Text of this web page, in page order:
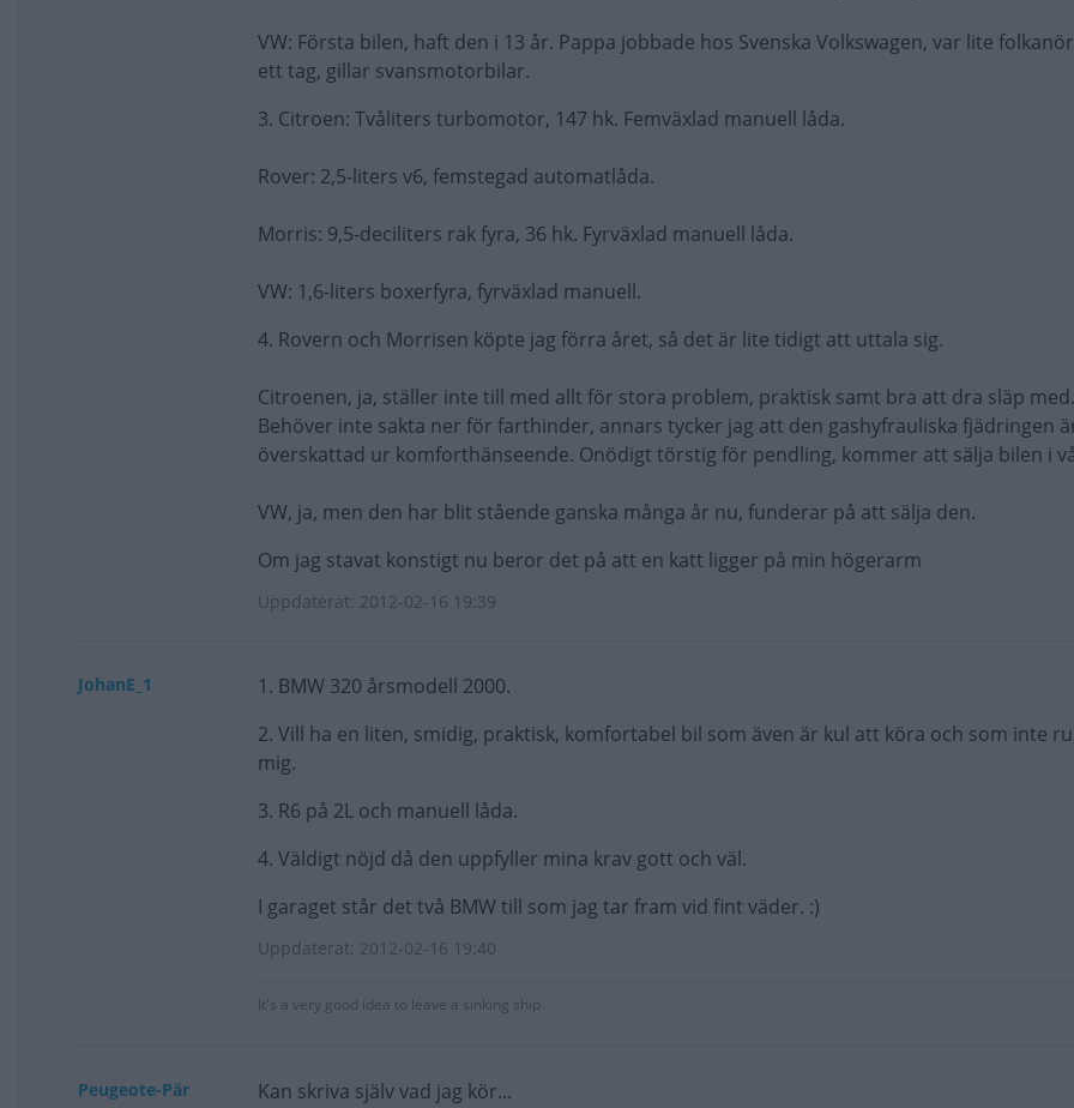
VW: Första bilen, haft den i 13 år. Pappa jobbade hos Svenska Volkswagen, var lite
ett tag, gillar svansmotorbilar.
3. Citroen: Tvåliters turbomotor, 147 hk. Femväxlad manuell låda.
Rover: 2,5-liters v6, femstegad automatlåda.
Morris: 9,5-deciliters rak fyra, 36 hk. Fyrväxlad manuell låda.
VW: 1,6-liters boxerfyra, fyrväxlad manuell.
4. Rovern och Morrisen köpte jag förra året, så det är lite tidigt att uttala sig.
Citroenen, ja, ställer inte till med allt för stora problem, praktisk samt bra att dra släp med.
Behöver inte sakta ner för farthinder, annars tycker jag att den gashyfrauliska fjädringen
överskattad ur komforthänseende. Onödigt törstig för pendling, kommer att sälja bilen i
VW, ja, men den har blit stående ganska många år nu, funderar på att sälja den.
Om jag stavat konstigt nu beror det på att en katt ligger på min högerarm
Uppdaterat: 2012-02-16 19:39
JohanE_1
1. BMW 320 årsmodell 2000.
2. Vill ha en liten, smidig, praktisk, komfortabel bil som även är kul att köra och som inte
mig.
3. R6 på 2L och manuell låda.
4. Väldigt nöjd då den uppfyller mina krav gott och väl.
I garaget står det två BMW till som jag tar fram vid fint väder. :)
Uppdaterat: 2012-02-16 19:40
It's a very good idea to leave a sinking ship
Peugeote-Pär
Kan skriva själv vad jag kör...